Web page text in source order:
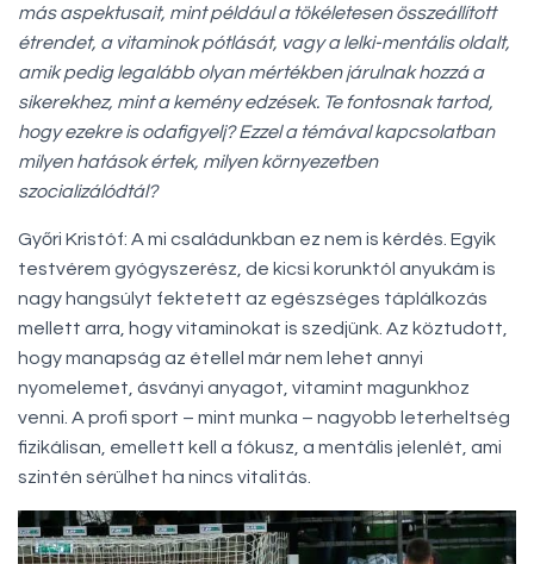
más aspektusait, mint például a tökéletesen összeállított
étrendet, a vitaminok pótlását, vagy a lelki-mentális oldalt,
amik pedig legalább olyan mértékben járulnak hozzá a
sikerekhez, mint a kemény edzések. Te fontosnak tartod,
hogy ezekre is odafigyelj? Ezzel a témával kapcsolatban
milyen hatások értek, milyen környezetben
szocializálódtál?
Győri Kristóf: A mi családunkban ez nem is kérdés. Egyik
testvérem gyógyszerész, de kicsi korunktól anyukám is
nagy hangsúlyt fektetett az egészséges táplálkozás
mellett arra, hogy vitaminokat is szedjünk. Az köztudott,
hogy manapság az étellel már nem lehet annyi
nyomelemet, ásványi anyagot, vitamint magunkhoz
venni. A profi sport – mint munka – nagyobb leterheltség
fizikálisan, emellett kell a fókusz, a mentális jelenlét, ami
szintén sérülhet ha nincs vitalitás.